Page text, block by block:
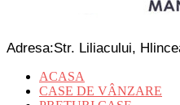
Adresa:Str. Liliacului,
ACASA
CASE DE VÂNZARE